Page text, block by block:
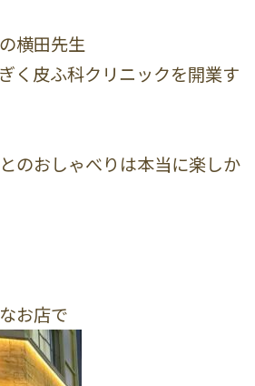
横田先生
く皮ふ科クリニックを開業す
のおしゃべりは本当に楽しか
お店で